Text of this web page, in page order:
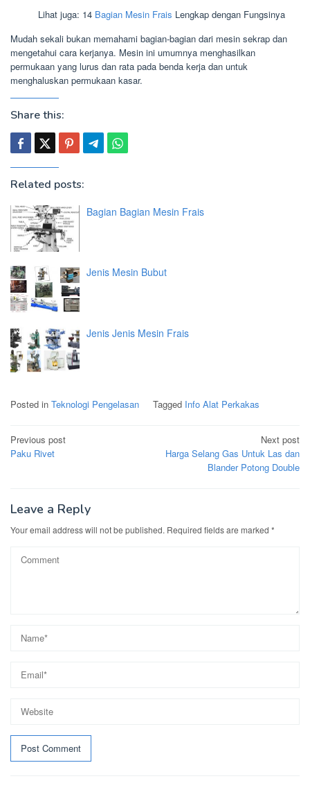
Lihat juga: 14 Bagian Mesin Frais Lengkap dengan Fungsinya
Mudah sekali bukan memahami bagian-bagian dari mesin sekrap dan
mengetahui cara kerjanya. Mesin ini umumnya menghasilkan
permukaan yang lurus dan rata pada benda kerja dan untuk
menghaluskan permukaan kasar.
Share this:
Related posts:
Bagian Bagian Mesin Frais
Jenis Mesin Bubut
Jenis Jenis Mesin Frais
Posted in Teknologi Pengelasan Tagged Info Alat Perkakas
Post
navigation
Previous post
Paku Rivet
Next post
Harga Selang Gas Untuk Las dan
Blander Potong Double
Leave a Reply
Your email address will not be published. Required fields are marked *